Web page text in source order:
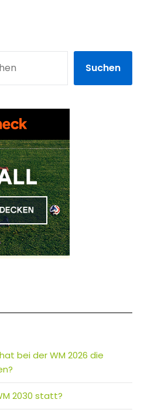
Suchen
bei der WM 2026 die
2030 statt?